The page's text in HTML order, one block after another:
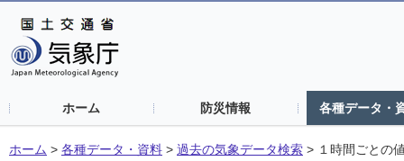
ホーム 防災情報 各種データ・
ホーム > 各種データ・資料 > 過去の気象データ検索 > １時間ごとの